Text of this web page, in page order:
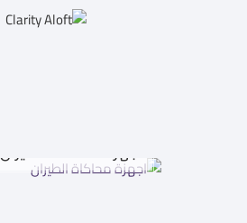
اجهزة محاكاة الطيران